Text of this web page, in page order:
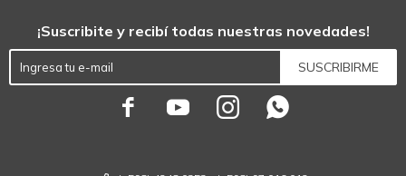
¡Suscribite y recibí todas nuestras novedades!
SUSCRIBIRME
   